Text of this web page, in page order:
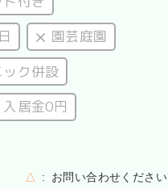
園芸庭園
ク併設
入居金0円
△ お問い合わせください